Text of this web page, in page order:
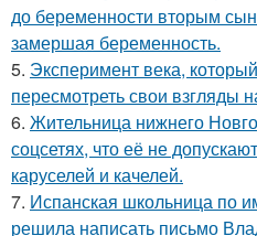
до беременности вторым
замершая беременность.
5. Эксперимент века,
пересмотреть свои взгляды
6. Жительница нижнего
соцсетях, что её не
каруселей и качелей.
7. Испанская школьница по
решила написать письмо